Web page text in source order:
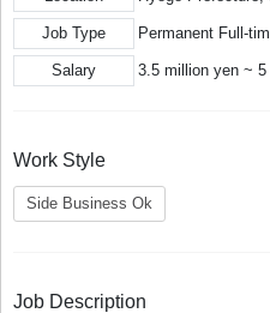
Job Type Permanent Full-
Salary 3.5 million yen ~
Work Style
Side Business Ok
Job Description